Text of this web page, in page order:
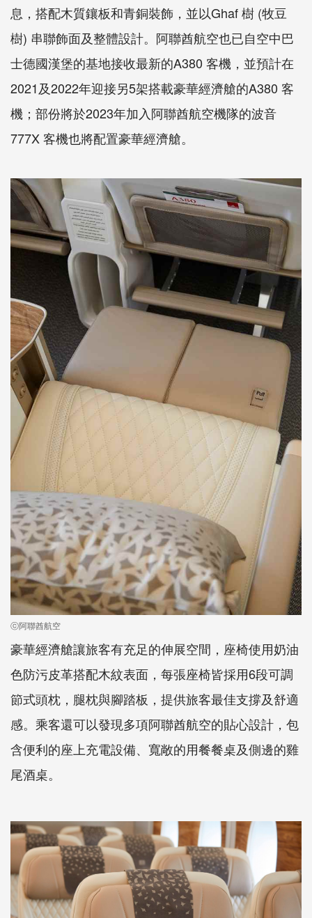
息，搭配木質鑲板和青銅裝飾，並以Ghaf 樹 (牧豆
樹) 串聯飾面及整體設計。阿聯酋航空也已自空中巴
士德國漢堡的基地接收最新的A380 客機，並預計在
2021及2022年迎接另5架搭載豪華經濟艙的A380 客
機；部份將於2023年加入阿聯酋航空機隊的波音
777X 客機也將配置豪華經濟艙。
ⓒ阿聯酋航空
豪華經濟艙讓旅客有充足的伸展空間，座椅使用奶油
色防污皮革搭配木紋表面，每張座椅皆採用6段可調
節式頭枕，腿枕與腳踏板，提供旅客最佳支撐及舒適
感。乘客還可以發現多項阿聯酋航空的貼心設計，包
含便利的座上充電設備、寬敞的用餐餐桌及側邊的雞
尾酒桌。